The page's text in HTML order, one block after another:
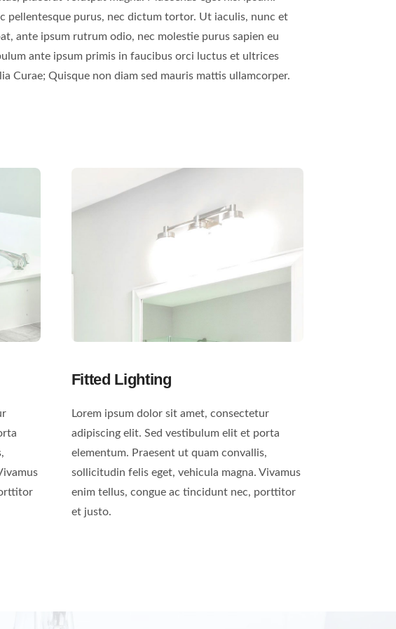
Curae; Quisque non diam sed mauris mattis ullamcorper.
Fitted Lighting
Lorem ipsum dolor sit amet, consectetur
adipiscing elit. Sed vestibulum elit et porta
elementum. Praesent ut quam convallis,
sollicitudin felis eget, vehicula magna. Vivamus
enim tellus, congue ac tincidunt nec, porttitor
et justo.